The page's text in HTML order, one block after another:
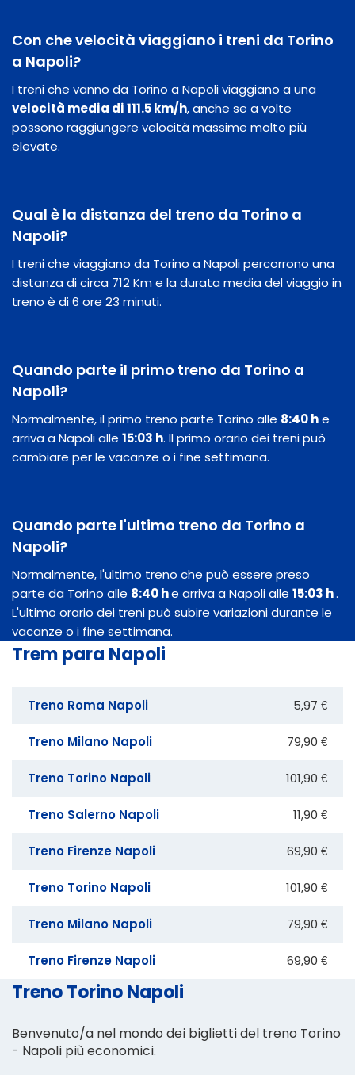
Con che velocità viaggiano i treni da Torino
a Napoli?
I treni che vanno da Torino a Napoli viaggiano a una
velocità media di 111.5 km/h, anche se a volte
possono raggiungere velocità massime molto più
elevate.
Qual è la distanza del treno da Torino a
Napoli?
I treni che viaggiano da Torino a Napoli percorrono una
distanza di circa 712 Km e la durata media del viaggio in
treno è di 6 ore 23 minuti.
Quando parte il primo treno da Torino a
Napoli?
Normalmente, il primo treno parte Torino alle 8:40 he
arriva a Napoli alle 15:03 h. Il primo orario dei treni può
cambiare per le vacanze o i fine settimana.
Quando parte l'ultimo treno da Torino a
Napoli?
Normalmente, l'ultimo treno che può essere preso
parte da Torino alle 8:40 he arriva a Napoli alle 15:03 h.
L'ultimo orario dei treni può subire variazioni durante le
vacanze o i fine settimana.
Trem para Napoli
Treno Roma Napoli 5,97 €
Treno Milano Napoli 79,90 €
Treno Torino Napoli 101,90 €
Treno Salerno Napoli 11,90 €
Treno Firenze Napoli 69,90 €
Treno Torino Napoli 101,90 €
Treno Milano Napoli 79,90 €
Treno Firenze Napoli 69,90 €
Treno Torino Napoli
Benvenuto/a nel mondo dei biglietti del treno Torino
- Napoli più economici.